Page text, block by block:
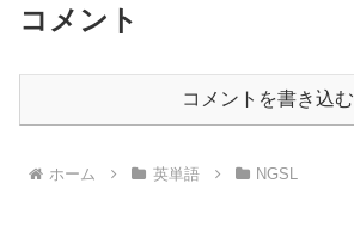
コメント
コメントを書き込む
ホーム 英単語 NGSL